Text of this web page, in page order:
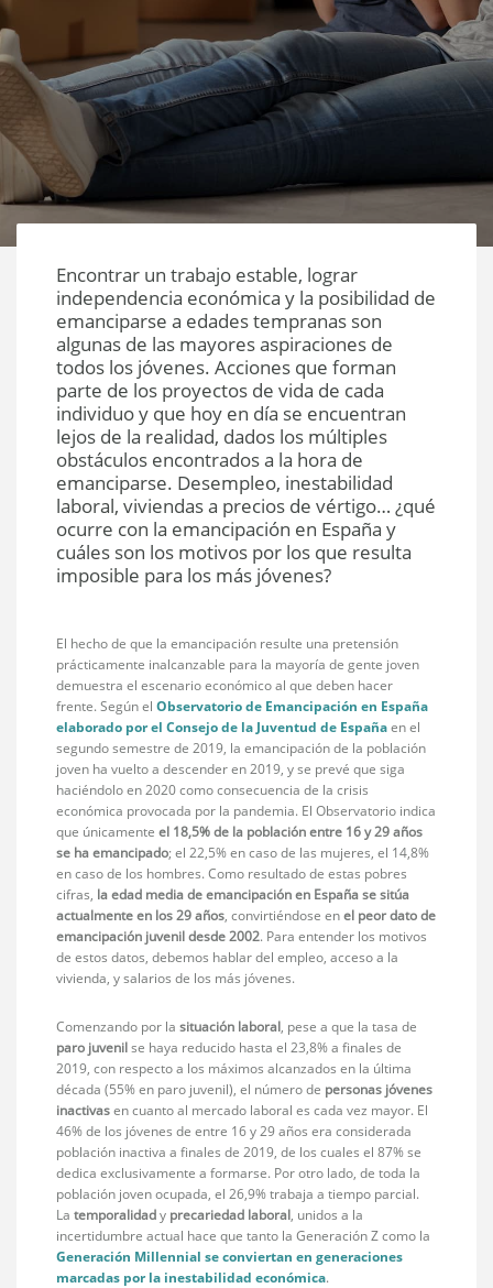
Encontrar un trabajo estable, lograr
independencia económica y la posibilidad de
emanciparse a edades tempranas son
algunas de las mayores aspiraciones de
todos los jóvenes. Acciones que forman
parte de los proyectos de vida de cada
individuo y que hoy en día se encuentran
lejos de la realidad, dados los múltiples
obstáculos encontrados a la hora de
emanciparse. Desempleo, inestabilidad
laboral, viviendas a precios de vértigo… ¿qué
ocurre con la emancipación en España y
cuáles son los motivos por los que resulta
imposible para los más jóvenes?
El hecho de que la emancipación resulte una pretensión
prácticamente inalcanzable para la mayoría de gente joven
demuestra el escenario económico al que deben hacer
frente. Según elObservatorio de Emancipación en España
elaborado por el Consejo de la Juventud de Españaen el
segundo semestre de 2019, la emancipación de la población
joven ha vuelto a descender en 2019, y se prevé que siga
haciéndolo en 2020 como consecuencia de la crisis
económica provocada por la pandemia. El Observatorio indica
que únicamenteel 18,5% de la población entre 16 y 29 años
se ha emancipado; el 22,5% en caso de las mujeres, el 14,8%
en caso de los hombres. Como resultado de estas pobres
cifras, la edad media de emancipación en España se sitúa
actualmente en los 29 años, convirtiéndose enel peor dato de
emancipación juvenil desde 2002. Para entender los motivos
de estos datos, debemos hablar del empleo, acceso a la
vivienda, y salarios de los más jóvenes.
Comenzando por lasituación laboral, pese a que la tasa de
paro juvenilse haya reducido hasta el 23,8% a finales de
2019, con respecto a los máximos alcanzados en la última
década (55% en paro juvenil), el número de personas jóvenes
inactivasen cuanto al mercado laboral es cada vez mayor. El
46% de los jóvenes de entre 16 y 29 años era considerada
población inactiva a finales de 2019, de los cuales el 87% se
dedica exclusivamente a formarse. Por otro lado, de toda la
población joven ocupada, el 26,9% trabaja a tiempo parcial.
Latemporalidady precariedad laboral, unidos a la
incertidumbre actual hace que tanto la Generación Z como la
Generación Millennial se conviertan en generaciones
marcadas por la inestabilidad económica.